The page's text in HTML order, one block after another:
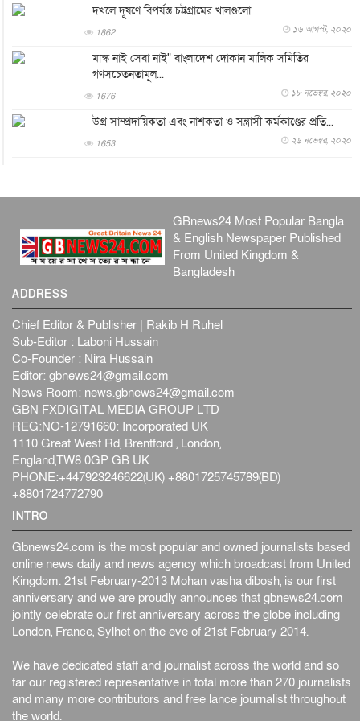
বিনোদন
সভা...
ইউকে কমিউনিটি
প্রধানমন্ত্রীকে সৌদি আরব সফরের আমন্ত্রণ
জাতীয় ৫ আগস্ট, ২০২৬
জুলাই গণ-অভ্যুত্থান দিবস আজ, স্মরণে দেশজুড়ে কর্মসূচি
৫ আগস্ট, ২০২৬
বেনজীর আহমেদের সঙ্গে পরীমনির ঘনিষ্ঠ সম্পর্ক ছিল : নাসির
মাহম...
হরমুজ নিয়ে ইরান-মার্কিন চুক্তি হতে পারে আজ : মার্কিন অর্থমন...
আন্তর্জাতিক
পৃথিবীর দিকে আসছে বিধ্বংসী বস্তু, পারমাণবিক বোমা দিয়ে করা
হব...
আন্তর্জাতিক
কেনিয়ায় ১৫ হাতির রহস্যজনক মৃত্যু, সন্দেহের মুখে কীটনাশকের
ব্...
আন্তর্জাতিক
বিদেশি সংবাদমাধ্যমের জন্য নতুন বিধি-নিষেধ পাকিস্তানের
দখলে দূষণে বিপর্যস্ত চট্টগ্রামের খালগুলো
1862 ১৬ আগস্ট, ২০২০
মাস্ক নাই সেবা নাই" বাংলাদেশ দোকান মালিক সমিতির
গণসচেতনতামূল...
1676 ১৮ নভেম্বর, ২০২০
উগ্র সাম্প্রদায়িকতা এবং নাশকতা ও সন্ত্রাসী কর্মকাণ্ডের প্রতি...
1653 ২৬ নভেম্বর, ২০২০
GBnews24 Most Popular Bangla
& English Newspaper Published
From United Kingdom &
Bangladesh
ADDRESS
Chief Editor & Publisher | Rakib H Ruhel
Sub-Editor : Laboni Hussain
Co-Founder : Nira Hussain
Editor: gbnews24@gmail.com
News Room: news.gbnews24@gmail.com
GBN FXDIGITAL MEDIA GROUP LTD
REG:NO-12791660: Incorporated UK
1110 Great West Rd, Brentford , London,
England,TW8 0GP GB UK
PHONE:+447923246622(UK) +8801725745789(BD)
+8801724772790
INTRO
Gbnews24.com is the most popular and owned journalists based
online news daily and news agency which broadcast from United
Kingdom. 21st February-2013 Mohan vasha dibosh, is our first
anniversary and we are proudly announces that gbnews24.com
jointly celebrate our first anniversary across the globe including
London, France, Sylhet on the eve of 21st February 2014.
We have dedicated staff and journalist across the world and so
far our registered representative in total more than 270 journalists
and many more contributors and free lance journalist throughout
the world.